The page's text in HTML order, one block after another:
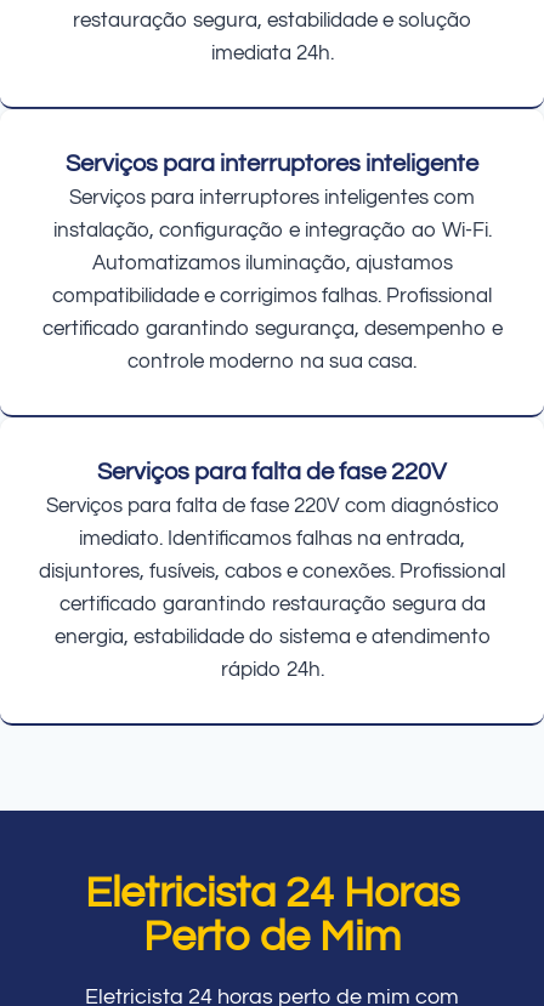
restauração segura, estabilidade e solução
imediata 24h.
Serviços para interruptores inteligente
Serviços para interruptores inteligentes com
instalação, configuração e integração ao Wi-Fi.
Automatizamos iluminação, ajustamos
compatibilidade e corrigimos falhas. Profissional
certificado garantindo segurança, desempenho e
controle moderno na sua casa.
Serviços para falta de fase 220V
Serviços para falta de fase 220V com diagnóstico
imediato. Identificamos falhas na entrada,
disjuntores, fusíveis, cabos e conexões. Profissional
certificado garantindo restauração segura da
energia, estabilidade do sistema e atendimento
rápido 24h.
Eletricista 24 Horas
Perto de Mim
Eletricista 24 horas perto de mim com